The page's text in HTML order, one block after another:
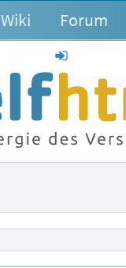
Wiki Forum
anmelden